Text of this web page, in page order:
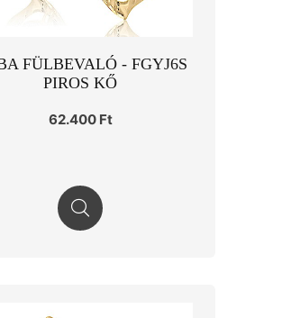
FÜLBEVALÓ - FGYJ6S
PIROS KŐ
62.400 Ft